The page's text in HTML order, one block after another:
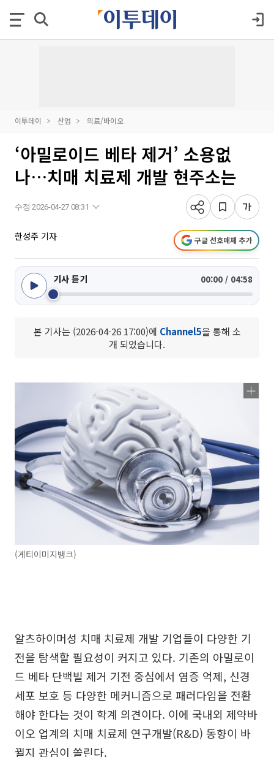
이투데이 산업 의료/바이오
‘아밀로이드 베타 제거’ 소용없
나…치매 치료제 개발 현주소는
수정 2026-04-27 08:31
한성주 기자 구글 선호매체 추가
기사 듣기 00:00 / 04:58
본 기사는 (2026-04-26 17:00)에 Channel5을 통해 소
개 되었습니다.
(게티이미지뱅크)
알츠하이머성 치매 치료제 개발 기업들이 다양한 기
전을 탐색할 필요성이 커지고 있다. 기존의 아밀로이
드 베타 단백빌 제거 기전 중심에서 염증 억제, 신경
세포 보호 등 다양한 메커니즘으로 패러다임을 전환
해야 한다는 것이 학계 의견이다. 이에 국내외 제약바
이오 업계의 치매 치료제 연구개발(R&D) 동향이 바
뀔지 관심이 쏠린다.